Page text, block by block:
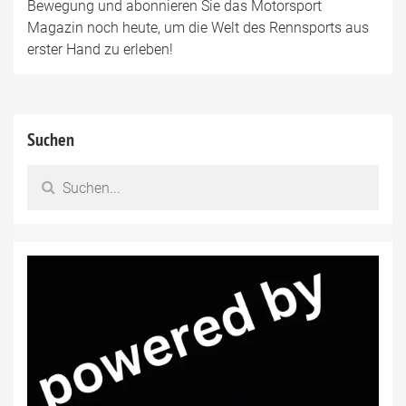
Bewegung und abonnieren Sie das Motorsport
Magazin noch heute, um die Welt des Rennsports aus
erster Hand zu erleben!
Suchen